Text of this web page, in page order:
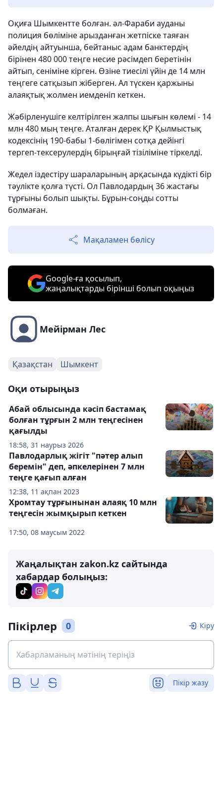
Оқиға Шымкентте болған. әл-Фараби ауданы
полиция бөліміне арызданған жетпіске таяған
әйелдің айтуынша, бейтаныс адам банктердің
бірінен 480 000 теңге несие рәсімдеп беретінін
айтып, сеніміне кірген. Өзіне тиесілі үйін де 14 млн
теңгеге сатқызып жіберген. Ал түскен қаржыны
алаяқтық жолмен иемденіп кеткен.
Жәбірленушіге келтірілген жалпы шығын көлемі - 14
млн 480 мың теңге. Аталған дерек ҚР Қылмыстық
кодексінің 190-бабы 1-бөлігімен сотқа дейінгі
тергеп-тексерулердің бірыңғай тізіліміне тіркелді.
Жедел іздестіру шараларының арқасында күдікті бір
тәулікте қолға түсті. Ол Павлодардың 36 жастағы
тұрғыны болып шықты. Бұрын-соңды сотты
болмаған.
Мақаламен бөлісу
Google-ға қосылып,
жаңалықтарды бірінші болып оқыңыз
Мейірман Лес
Қазақстан Шымкент
Оқи отырыңыз
18:58, 31 наурыз 2026
Абай облысында кәсіп бастамақ
болған тұрғын 2 млн теңгесінен
қағылды
12:38, 11 ақпан 2023
Павлодарлық жігіт "пәтер алып
беремін" деп, әпкелерінен 7 млн
теңге қағып алған
17:50, 08 маусым 2022
Хромтау тұрғынынан алаяқ 10 млн
теңгесін жымқырып кеткен
Жаңалықтан zakon.kz сайтында
хабардар болыңыз:
Пікірлер 0 Кіру
Пікір жазу